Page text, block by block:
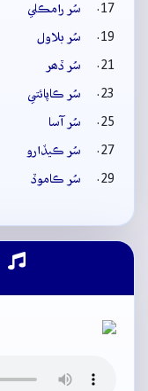
سُر رامڪلي
سُر بلاول
سُر ڏھر
سُر ڪاپائتي
سُر آسا
سُر ڪيڏارو
سُر ڪاموڏ